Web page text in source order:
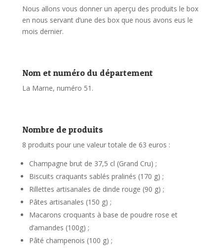
Nous allons vous donner un aperçu des produits le box
en nous servant d’une des box que nous avons eus le
mois dernier.
Nom et numéro du département
La Marne, numéro 51.
Nombre de produits
8 produits pour une valeur totale de 63 euros :
Champagne brut de 37,5 cl (Grand Cru) ;
Biscuits craquants sablés pralinés (170 g) ;
Rillettes artisanales de dinde rouge (90 g) ;
Pâtes artisanales (150 g) ;
Macarons croquants à base de poudre rose et
d’amandes (100g) ;
Pâté champenois (100 g) ;